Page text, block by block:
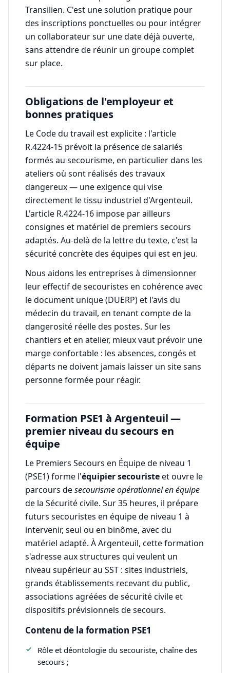
Transilien. C'est une solution pratique pour
des inscriptions ponctuelles ou pour intégrer
un collaborateur sur une date déjà ouverte,
sans attendre de réunir un groupe complet
sur place.
Obligations de l'employeur et
bonnes pratiques
Le Code du travail est explicite : l'article
R.4224-15 prévoit la présence de salariés
formés au secourisme, en particulier dans les
ateliers où sont réalisés des travaux
dangereux — une exigence qui vise
directement le tissu industriel d'Argenteuil.
L'article R.4224-16 impose par ailleurs
consignes et matériel de premiers secours
adaptés. Au-delà de la lettre du texte, c'est la
sécurité concrète des équipes qui est en jeu.
Nous aidons les entreprises à dimensionner
leur effectif de secouristes en cohérence avec
le document unique (DUERP) et l'avis du
médecin du travail, en tenant compte de la
dangerosité réelle des postes. Sur les
chantiers et en atelier, mieux vaut prévoir une
marge confortable : les absences, congés et
départs ne doivent jamais laisser un site sans
personne formée pour réagir.
Formation PSE1 à Argenteuil —
premier niveau du secours en
équipe
Le Premiers Secours en Équipe de niveau 1
(PSE1) forme l'équipier secouristeet ouvre le
parcours desecourisme opérationnel en équipe
de la Sécurité civile. Sur 35 heures, il prépare
futurs secouristes en équipe de niveau 1 à
intervenir, seul ou en binôme, avec du
matériel adapté. À Argenteuil, cette formation
s'adresse aux structures qui veulent un
niveau supérieur au SST : sites industriels,
grands établissements recevant du public,
associations agréées de sécurité civile et
dispositifs prévisionnels de secours.
Contenu de la formation PSE1
Rôle et déontologie du secouriste, chaîne des
secours ;